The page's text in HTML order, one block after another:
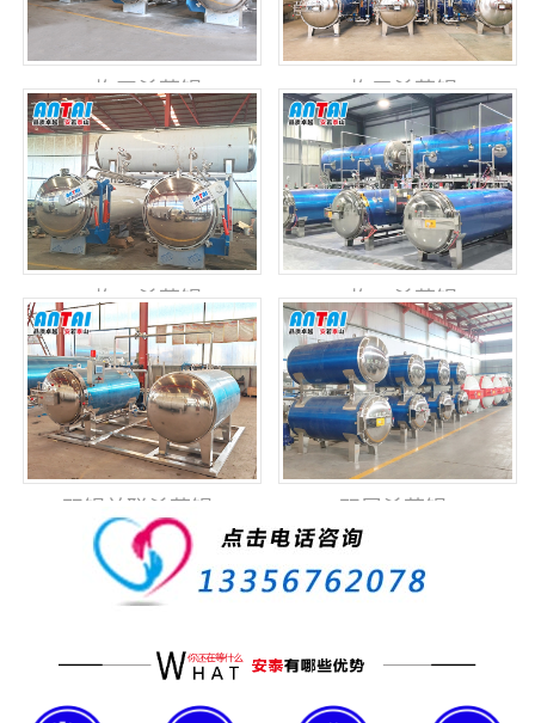
一拖四杀菌锅 一拖三杀菌锅
一拖二杀菌锅 一拖二杀菌锅